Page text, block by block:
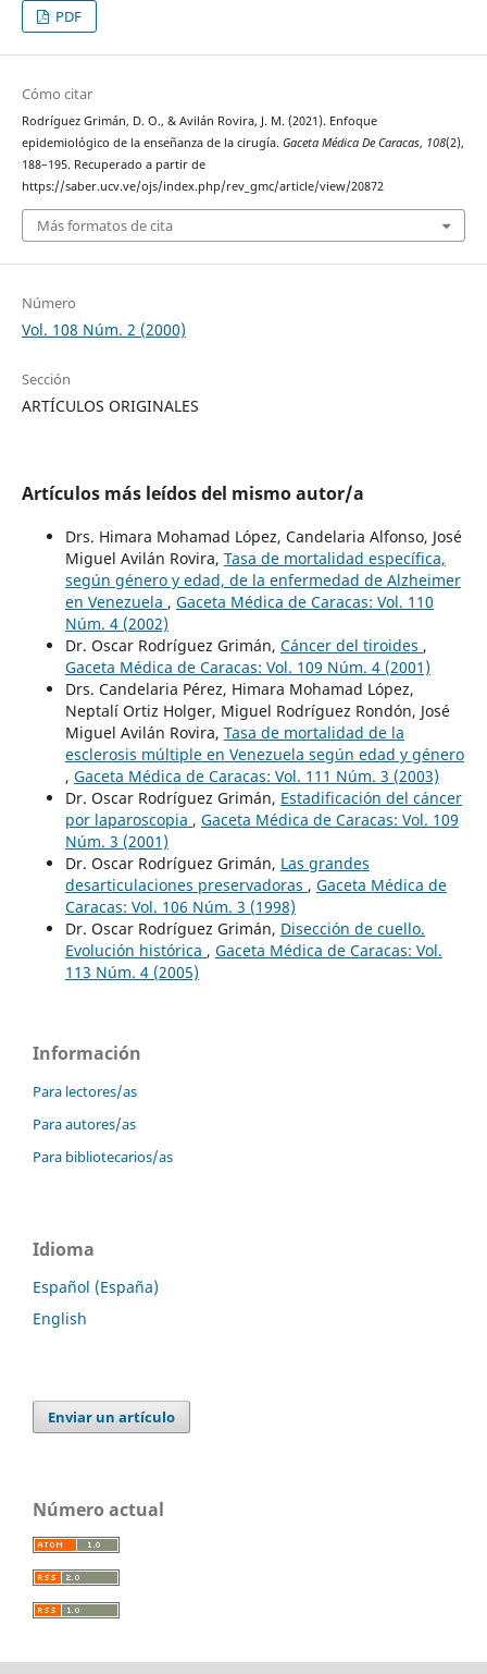
PDF
Cómo citar
Rodríguez Grimán, D. O., & Avilán Rovira, J. M. (2021). Enfoque
epidemiológico de la enseñanza de la cirugía. Gaceta Médica De Caracas, 108(2),
188–195. Recuperado a partir de
https://saber.ucv.ve/ojs/index.php/rev_gmc/article/view/20872
Más formatos de cita
Número
Vol. 108 Núm. 2 (2000)
Sección
ARTÍCULOS ORIGINALES
Artículos más leídos del mismo autor/a
Drs. Himara Mohamad López, Candelaria Alfonso, José
Miguel Avilán Rovira, Tasa de mortalidad específica,
según género y edad, de la enfermedad de Alzheimer
en Venezuela , Gaceta Médica de Caracas: Vol. 110
Núm. 4 (2002)
Dr. Oscar Rodríguez Grimán, Cáncer del tiroides ,
Gaceta Médica de Caracas: Vol. 109 Núm. 4 (2001)
Drs. Candelaria Pérez, Himara Mohamad López,
Neptalí Ortiz Holger, Miguel Rodríguez Rondón, José
Miguel Avilán Rovira, Tasa de mortalidad de la
esclerosis múltiple en Venezuela según edad y género
, Gaceta Médica de Caracas: Vol. 111 Núm. 3 (2003)
Dr. Oscar Rodríguez Grimán, Estadificación del cáncer
por laparoscopia , Gaceta Médica de Caracas: Vol. 109
Núm. 3 (2001)
Dr. Oscar Rodríguez Grimán, Las grandes
desarticulaciones preservadoras , Gaceta Médica de
Caracas: Vol. 106 Núm. 3 (1998)
Dr. Oscar Rodríguez Grimán, Disección de cuello.
Evolución histórica , Gaceta Médica de Caracas: Vol.
113 Núm. 4 (2005)
Información
Para lectores/as
Para autores/as
Para bibliotecarios/as
Idioma
Español (España)
English
Enviar un artículo
Número actual